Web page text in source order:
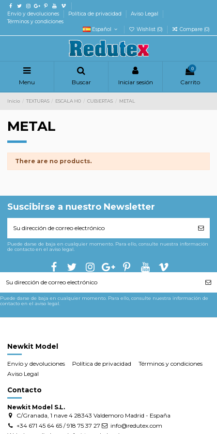
Envío y devoluciones Política de privacidad
Aviso Legal
Términos y condiciones
Español
Wishlist (0) Compare (0)
Menu Buscar Iniciar sesión
0
Carrito
Inicio TEXTURAS ESCALA H0 CUBIERTAS METAL
METAL
There are no products.
Suscibirse a nuestro Newsletter
Puede darse de baja en cualquier momento. Para ello, consulte nuestra información
de contacto en el aviso legal.
Puede darse de baja en cualquier momento. Para ello, consulte nuestra información de
contacto en el aviso legal.
Newkit Model
Envío y devoluciones Política de privacidad
Términos y condiciones
Aviso Legal
Contacto
Newkit Model S.L.
C/Granada, 1 nave 4 28343 Valdemoro Madrid - España
+34 671 45 64 65 / 918 75 37 27
info@redutex.com